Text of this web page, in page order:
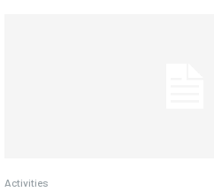
Activities